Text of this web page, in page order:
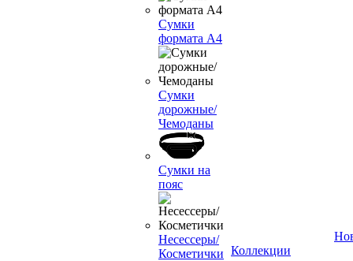
Сумки
формата А4
Сумки
дорожные/
Чемоданы
Сумки на
пояс
Несессеры/
Косметички Коллекции